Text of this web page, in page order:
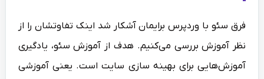
فرق سئو با وردپرس برایمان آشکار شد اینک تفاوتشان را از
نظر آموزش بررسی می‌کنیم. هدف از آموزش سئو، یادگیری
آموزش‌هایی برای بهینه سازی سایت است. یعنی آموزشی